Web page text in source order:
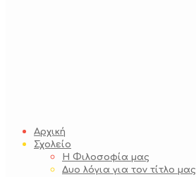
Αρχική
Σχολείο
Η Φιλοσοφία μας
Δυο λόγια για τον τίτλο μας